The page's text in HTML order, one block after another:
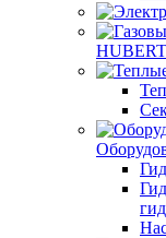
HUBERT